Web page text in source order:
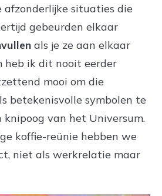
afzonderlijke situaties die
gebeurden elkaar
als je ze aan elkaar
heb ik dit nooit eerder
mooi om die
betekenisvolle symbolen te
knipoog van het Universum.
koffie-reünie hebben we
niet als werkrelatie maar